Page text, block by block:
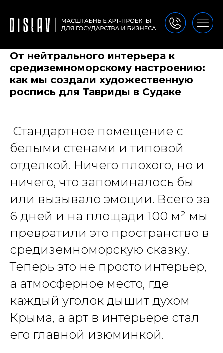
От нейтрального интерьера к
средиземноморскому настроению:
как мы создали художественную
роспись для Тавриды в Судаке
Стандартное помещение с
белыми стенами и типовой
отделкой. Ничего плохого, но и
ничего, что запоминалось бы
или вызывало эмоции. Всего за
6 дней и на площади 100 м² мы
превратили это пространство в
средиземноморскую сказку.
Теперь это не просто интерьер,
а атмосферное место, где
каждый уголок дышит духом
Крыма, а арт в интерьере стал
его главной изюминкой.